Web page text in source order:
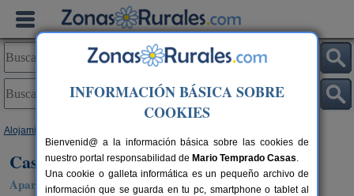
Alojamientos
Casa Purroy
Apartamentos Rurales en Artasona / El Grado (Huesca)
INFORMACIÓN BÁSICA SOBRE
COOKIES
Bienvenid@ a la información básica sobre las cookies de
nuestro portal responsabilidad de Mario Temprado Casas.
Una cookie o galleta informática es un pequeño archivo de
información que se guarda en tu pc, smartphone o tablet al